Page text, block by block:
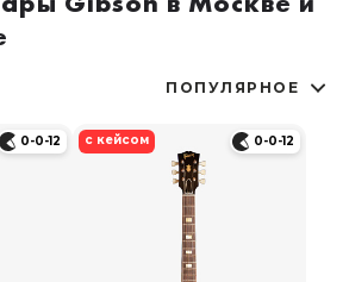
ПОПУЛЯРНОЕ
0-0-12 с кейсом 0-0-12